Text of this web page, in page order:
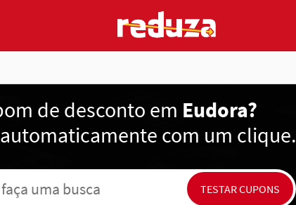
de desconto em Eudora?
com um clique.